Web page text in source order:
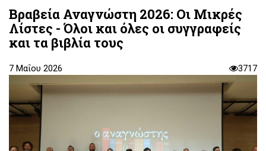
Βραβεία Αναγνώστη 2026: Οι Μικρές
Λίστες - Όλοι και όλες οι συγγραφείς
και τα βιβλία τους
7 Μαΐου 2026 3717